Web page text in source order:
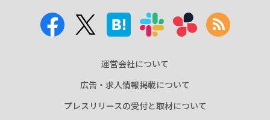
運営会社について
広告・求人情報掲載について
プレスリリースの受付と取材について